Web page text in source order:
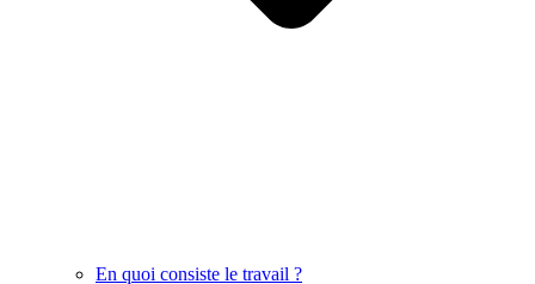
En quoi consiste le travail ?